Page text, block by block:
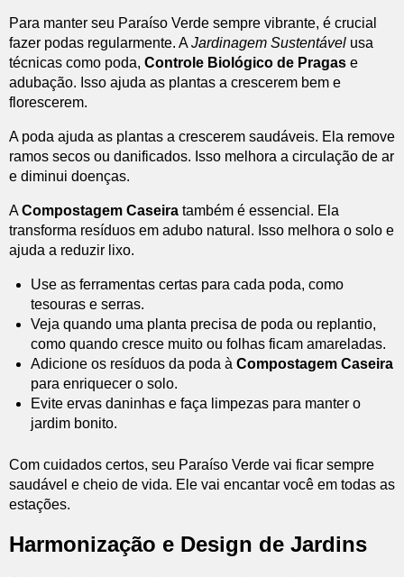
Para manter seu Paraíso Verde sempre vibrante, é crucial
fazer podas regularmente. AJardinagem Sustentável usa
técnicas como poda, Controle Biológico de Pragas e
adubação. Isso ajuda as plantas a crescerem bem e
florescerem.
A poda ajuda as plantas a crescerem saudáveis. Ela remove
ramos secos ou danificados. Isso melhora a circulação de ar
e diminui doenças.
ACompostagem Caseira também é essencial. Ela
transforma resíduos em adubo natural. Isso melhora o solo e
ajuda a reduzir lixo.
Use as ferramentas certas para cada poda, como
tesouras e serras.
Veja quando uma planta precisa de poda ou replantio,
como quando cresce muito ou folhas ficam amareladas.
Adicione os resíduos da poda à Compostagem Caseira
para enriquecer o solo.
Evite ervas daninhas e faça limpezas para manter o
jardim bonito.
Com cuidados certos, seu Paraíso Verde vai ficar sempre
saudável e cheio de vida. Ele vai encantar você em todas as
estações.
Harmonização e Design de Jardins